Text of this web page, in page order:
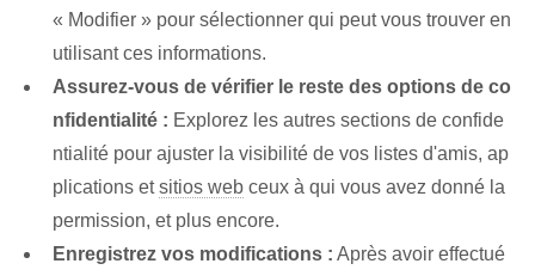
« Modifier » pour sélectionner qui peut vous trouver en
utilisant ces informations.
Assurez-vous de vérifier le reste des options de co
nfidentialité : Explorez les autres sections de confide
ntialité pour ajuster la visibilité de vos listes d'amis, ap
plications etsitios web ceux à qui vous avez donné la
permission, et plus encore.
Enregistrez vos modifications : Après avoir effectué